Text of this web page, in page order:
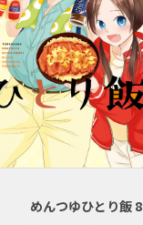
めんつゆひとり飯 8